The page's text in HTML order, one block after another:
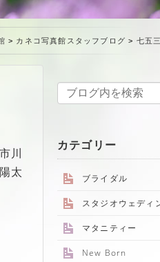
> カネコ写真館スタッフブログ > 七五三
市川
陽太
カテゴリー
ブライダル
スタジオウェディ
マタニティー
New Born